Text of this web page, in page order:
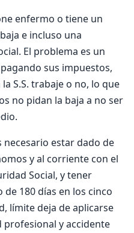
enfermo o tiene un
e incluso una
El problema es un
sus impuestos,
S.S. trabaje o no, lo que
no pidan la baja a no ser
estar dado de
y al corriente con el
Social, y tener
180 días en los cinco
límite deja de aplicarse
profesional y accidente